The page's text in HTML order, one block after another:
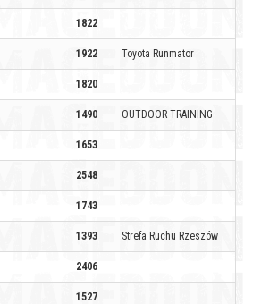
1822
1922 Toyota Runmator
1820
1490 OUTDOOR TRAINING
1653
2548
1743
1393 Strefa Ruchu Rzeszów
2406
1527